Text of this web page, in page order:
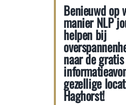
Benieuwd op
manier NLP
helpen bij
naar de gratis
gezellige
Haghorst!